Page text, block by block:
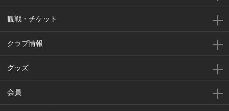
観戦・チケット
クラブ情報
グッズ
会員